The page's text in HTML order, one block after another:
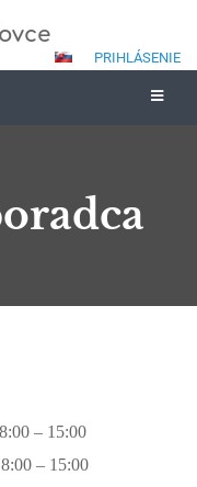
PRIHLÁSENIE
– 15:00
15:00